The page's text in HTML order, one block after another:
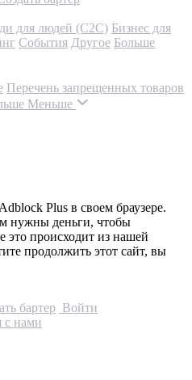
для людей (С2С) Бизнес для
События Другое Больше
Перечень запрещенных товаров
Меньше
Plus в своем браузере.
нужны деньги, чтобы
это происходит из нашей
продолжить этот сайт, вы
бартер Войти
с нами